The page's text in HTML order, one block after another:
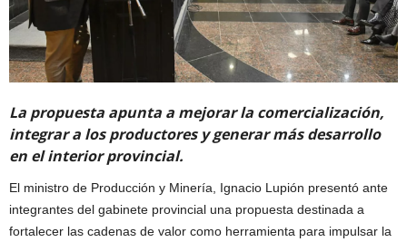
La propuesta apunta a mejorar la comercialización,
integrar a los productores y generar más desarrollo
en el interior provincial.
El ministro de Producción y Minería, Ignacio Lupión presentó ante
integrantes del gabinete provincial una propuesta destinada a
fortalecer las cadenas de valor como herramienta para impulsar la